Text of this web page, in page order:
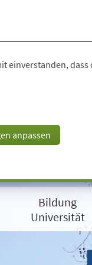
einverstanden, dass
anpassen
Bildung
Universität